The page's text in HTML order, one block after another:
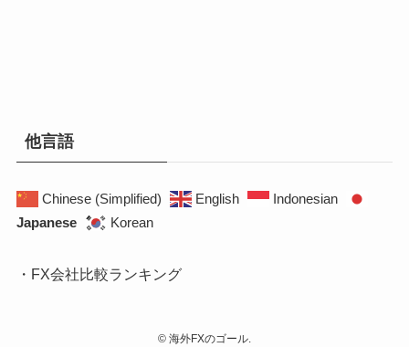
他言語
Chinese (Simplified) English
Indonesian
Japanese
Korean
・FX会社比較ランキング
© 海外FXのゴール.